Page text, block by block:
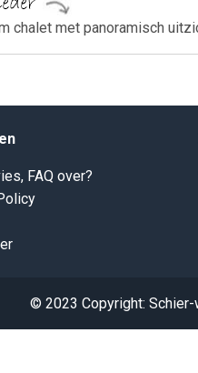
chalet met panoramisch
FAQ over?
© 2023 Copyright: